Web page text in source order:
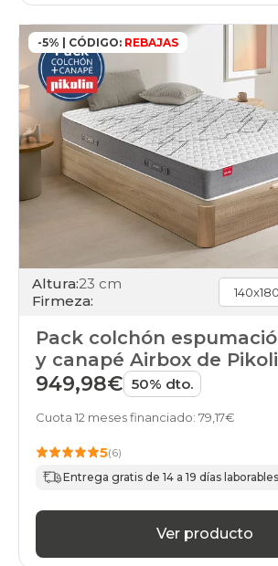
-5% | CÓDIGO: REBAJAS
Altura:23 cm
Firmeza:
Pack colchón
y canapé Airbox de
949,98€ 50% dto.
Cuota 12 meses financiado: 79,17€
5(6)
Entrega gratis de 14 a 19 días laborables
Ver producto